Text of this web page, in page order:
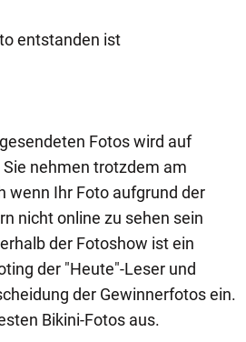
entstanden ist
Fotos wird auf
nehmen trotzdem am
wenn Ihr Foto aufgrund der
nicht online zu sehen sein
der Fotoshow ist ein
der "Heute"-Leser und
der Gewinnerfotos ein.
Bikini-Fotos aus.